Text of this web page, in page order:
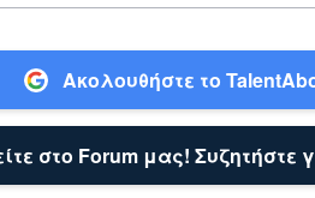
Ακολουθήστε το
στο Forum μας! Συζητήστε